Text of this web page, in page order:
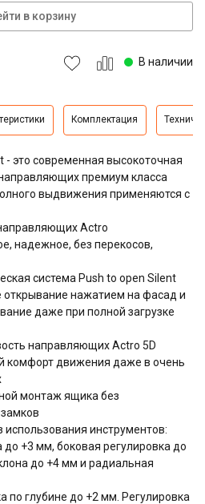
в корзину
В наличии
Комплектация
- это современная высокоточная
премиум класса
выдвижения применяются с
Actro
надежное, без перекосов,
система Push to open Silent
открывание нажатием на фасад и
даже при полной загрузке
направляющих Actro 5D
комфорт движения даже в очень
монтаж ящика без
использования инструментов:
до +3 мм, боковая регулировка до
до +4 мм и радиальная
по глубине до +2 мм. Регулировка